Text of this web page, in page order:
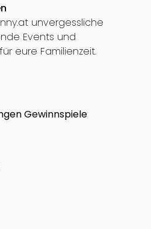
unvergessliche
Events und
eure Familienzeit.
Gewinnspiele